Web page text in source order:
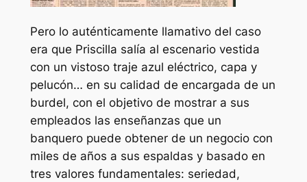
Pero lo auténticamente llamativo del caso
era que Priscilla salía al escenario vestida
con un vistoso traje azul eléctrico, capa y
pelucón… en su calidad de encargada de un
burdel, con el objetivo de mostrar a sus
empleados las enseñanzas que un
banquero puede obtener de un negocio con
miles de años a sus espaldas y basado en
tres valores fundamentales: seriedad,